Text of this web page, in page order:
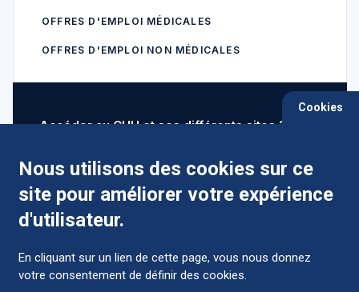
OFFRES D'EMPLOI MÉDICALES
OFFRES D'EMPLOI NON MÉDICALES
Accéder au CHU et ses différents sites ?
Comment préparer mon hospitalisation ?
Cookies
Nous utilisons des cookies sur ce
site pour améliorer votre expérience
d'utilisateur.
En cliquant sur un lien de cette page, vous nous donnez
votre consentement de définir des cookies.